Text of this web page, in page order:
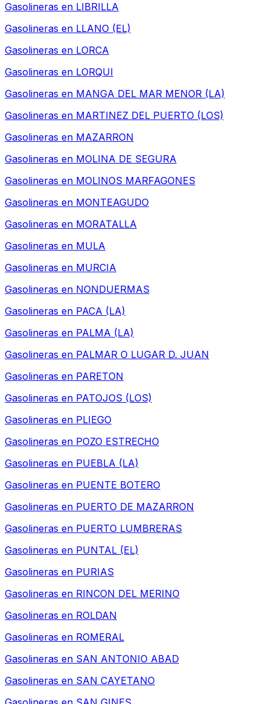
Gasolineras en LIBRILLA
Gasolineras en LLANO (EL)
Gasolineras en LORCA
Gasolineras en LORQUI
Gasolineras en MANGA DEL MAR MENOR (LA)
Gasolineras en MARTINEZ DEL PUERTO (LOS)
Gasolineras en MAZARRON
Gasolineras en MOLINA DE SEGURA
Gasolineras en MOLINOS MARFAGONES
Gasolineras en MONTEAGUDO
Gasolineras en MORATALLA
Gasolineras en MULA
Gasolineras en MURCIA
Gasolineras en NONDUERMAS
Gasolineras en PACA (LA)
Gasolineras en PALMA (LA)
Gasolineras en PALMAR O LUGAR D. JUAN
Gasolineras en PARETON
Gasolineras en PATOJOS (LOS)
Gasolineras en PLIEGO
Gasolineras en POZO ESTRECHO
Gasolineras en PUEBLA (LA)
Gasolineras en PUENTE BOTERO
Gasolineras en PUERTO DE MAZARRON
Gasolineras en PUERTO LUMBRERAS
Gasolineras en PUNTAL (EL)
Gasolineras en PURIAS
Gasolineras en RINCON DEL MERINO
Gasolineras en ROLDAN
Gasolineras en ROMERAL
Gasolineras en SAN ANTONIO ABAD
Gasolineras en SAN CAYETANO